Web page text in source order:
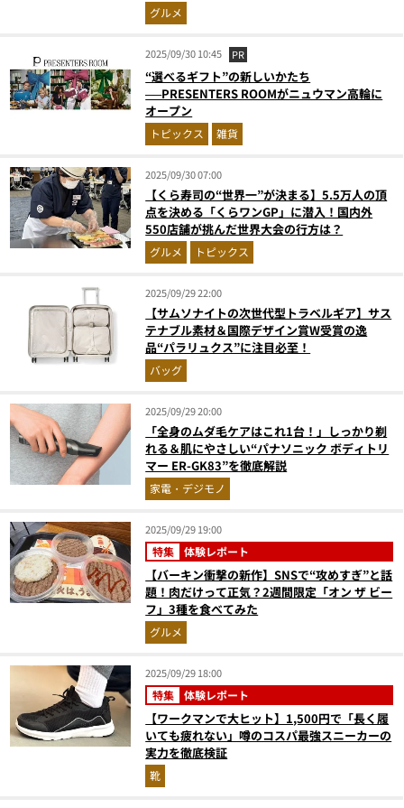
グルメ
2025/09/30 10:45 PR
“選べるギフト”の新しいかたち
──PRESENTERS ROOMがニュウマン高輪に
オープン
トピックス 雑貨
2025/09/30 07:00
【くら寿司の“世界一”が決まる】5.5万人の頂
点を決める「くらワンGP」に潜入！国内外
550店舗が挑んだ世界大会の行方は？
グルメ トピックス
2025/09/29 22:00
【サムソナイトの次世代型トラベルギア】サス
テナブル素材＆国際デザイン賞W受賞の逸
品“パラリュクス”に注目必至！
バッグ
2025/09/29 20:00
「全身のムダ毛ケアはこれ1台！」しっかり剃
れる＆肌にやさしい“パナソニック ボディトリ
マー ER-GK83”を徹底解説
家電・デジモノ
2025/09/29 19:00
特集 体験レポート
【バーキン衝撃の新作】SNSで“攻めすぎ”と話
題！肉だけって正気？2週間限定「オン ザ ビー
フ」3種を食べてみた
グルメ
2025/09/29 18:00
特集 体験レポート
【ワークマンで大ヒット】1,500円で「長く履
いても疲れない」噂のコスパ最強スニーカーの
実力を徹底検証
靴